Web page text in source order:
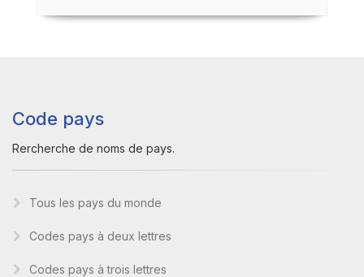
Code pays
Rercherche de noms de pays.
Tous les pays du monde
Codes pays à deux lettres
Codes pays à trois lettres